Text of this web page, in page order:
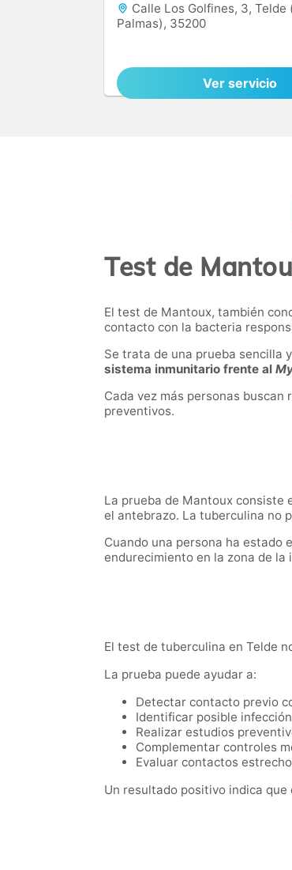
Calle Los Golfines, 3, Telde
Palmas), 35200
Ver servicio
Test de
El test de Mantoux, también
contacto con la bacteria
Se trata de una prueba sencilla
sistema inmunitario frente al
Cada vez más personas buscan
preventivos.
La prueba de Mantoux consiste
el antebrazo. La tuberculina no
Cuando una persona ha estado
endurecimiento en la zona de la
El test de tuberculina en Telde
La prueba puede ayudar a:
Detectar contacto previo
Identificar posible
Realizar estudios
Complementar controles
Evaluar contactos
Un resultado positivo indica